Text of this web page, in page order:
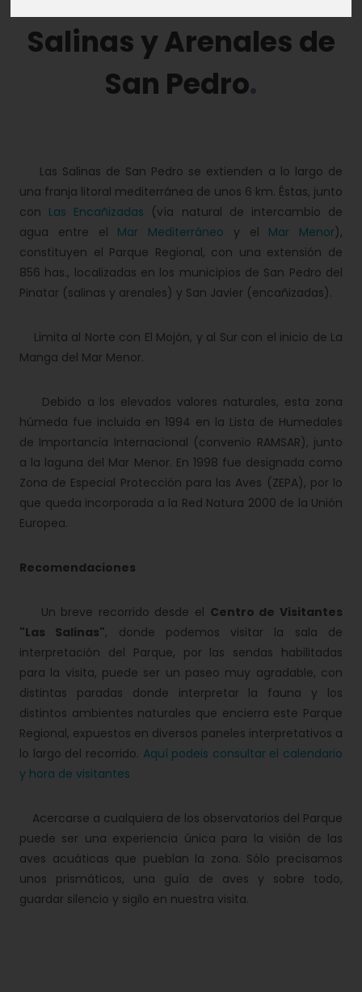
Salinas y Arenales de
San Pedro
Las Salinas de San Pedro se extienden a lo largo de
una franja litoral mediterránea de unos 6 km. Éstas, junto
con Las Encañizadas (vía natural de intercambio de
agua entre el Mar Mediterráneo y el Mar Menor),
constituyen el Parque Regional, con una extensión de
856 has., localizadas en los municipios de San Pedro del
Pinatar (salinas y arenales) y San Javier (encañizadas).
Limita al Norte con El Mojón, y al Sur con el inicio de La
Manga del Mar Menor.
Debido a los elevados valores naturales, esta zona
húmeda fue incluida en 1994 en la Lista de Humedales
de Importancia Internacional (convenio RAMSAR), junto
a la laguna del Mar Menor. En 1998 fue designada como
Zona de Especial Protección para las Aves (ZEPA), por lo
que queda incorporada a la Red Natura 2000 de la Unión
Europea.
Recomendaciones
Un breve recorrido desde el Centro de Visitantes
"Las Salinas", donde podemos visitar la sala de
interpretación del Parque, por las sendas habilitadas
para la visita, puede ser un paseo muy agradable, con
distintas paradas donde interpretar la fauna y los
distintos ambientes naturales que encierra este Parque
Regional, expuestos en diversos paneles interpretativos a
lo largo del recorrido. Aquí podeis consultar el calendario
y hora de visitantes
Acercarse a cualquiera de los observatorios del Parque
puede ser una experiencia única para la visión de las
aves acuáticas que pueblan la zona. Sólo precisamos
unos prismáticos, una guía de aves y sobre todo,
guardar silencio y sigilo en nuestra visita.